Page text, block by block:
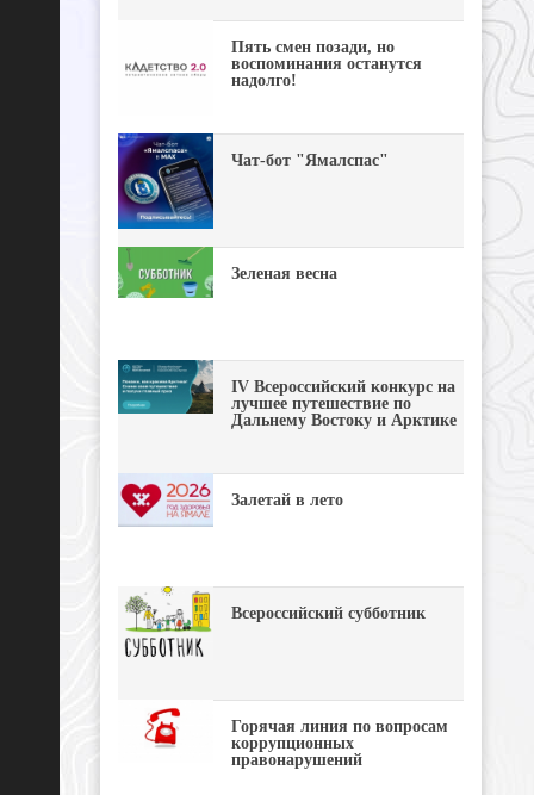
Пять смен позади, но
воспоминания останутся
надолго!
Чат-бот "Ямалспас"
Зеленая весна
IV Всероссийский конкурс на
лучшее путешествие по
Дальнему Востоку и Арктике
Залетай в лето
Всероссийский субботник
Горячая линия по вопросам
коррупционных
правонарушений